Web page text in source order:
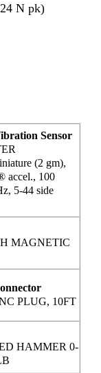
N pk)
Sensor
(2 gm),
accel., 100
5-44 side
MAGNETIC
PLUG, 10FT
HAMMER 0-